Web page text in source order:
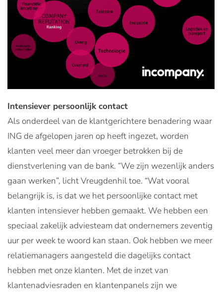
Intensiever persoonlijk contact
Als onderdeel van de klantgerichtere benadering waar
ING de afgelopen jaren op heeft ingezet, worden
klanten veel meer dan vroeger betrokken bij de
dienstverlening van de bank. “We zijn wezenlijk anders
gaan werken”, licht Vreugdenhil toe. “Wat vooral
belangrijk is, is dat we het persoonlijke contact met
klanten intensiever hebben gemaakt. We hebben een
speciaal zakelijk adviesteam dat ondernemers zeventig
uur per week te woord kan staan. Ook hebben we meer
relatiemanagers aangesteld die dagelijks contact
hebben met onze klanten. Met de inzet van
klantenadviesraden en klantenpanels zijn we